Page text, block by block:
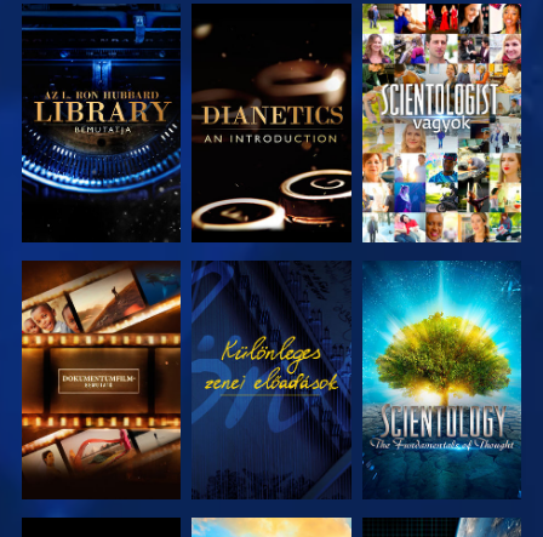
A SOROZAT
RÉSZEI
A SOROZAT
RÉSZEI
MŰSORNÉZÉS
A SOROZAT
RÉSZEI
MŰSORNÉZÉS
A SOROZAT
RÉSZEI